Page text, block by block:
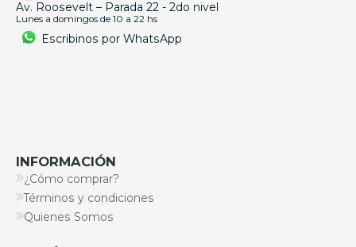
Av. Roosevelt – Parada 22 - 2do nivel
Lunes a domingos de 10 a 22 hs
Escribinos por WhatsApp
INFORMACIÓN
¿Cómo comprar?
Términos y condiciones
Quienes Somos